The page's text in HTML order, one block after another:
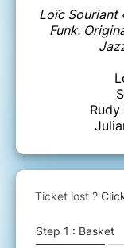
Loïc Souriant
Funk.